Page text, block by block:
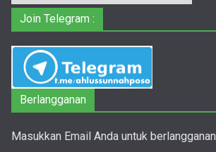
Join Telegram :
Berlangganan
Masukkan Email Anda untuk berlangganan